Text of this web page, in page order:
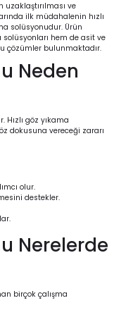
ve
ilk müdahalenin hızlı
solüsyonudur. Ürün
hem de asit ve
çözümler bulunmaktadır.
Neden
göz yıkama
dokusuna vereceği zararı
olur.
destekler.
Nerelerde
birçok çalışma